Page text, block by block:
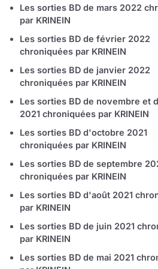
Les sorties BD de mars 2022
par KRINEIN
Les sorties BD de février 2022
chroniquées par KRINEIN
Les sorties BD de janvier 2022
chroniquées par KRINEIN
Les sorties BD de novembre et
2021 chroniquées par KRINEIN
Les sorties BD d'octobre 2021
chroniquées par KRINEIN
Les sorties BD de septembre
chroniquées par KRINEIN
Les sorties BD d'août 2021
par KRINEIN
Les sorties BD de juin 2021
par KRINEIN
Les sorties BD de mai 2021